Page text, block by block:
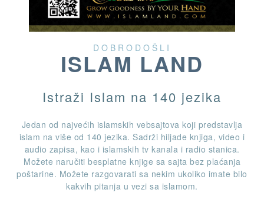
DOBRODOŠLI
ISLAM LAND
Istraži Islam na 140 jezika
Jedan od najvećih islamskih vebsajtova koji predstavlja
islam na više od 140 jezika. Sadrži hiljade knjiga, video i
audio zapisa, kao i islamskih tv kanala i radio stanica.
Možete naručiti besplatne knjige sa sajta bez plaćanja
poštarine. Možete razgovarati sa nekim ukoliko imate bilo
kakvih pitanja u vezi sa islamom.